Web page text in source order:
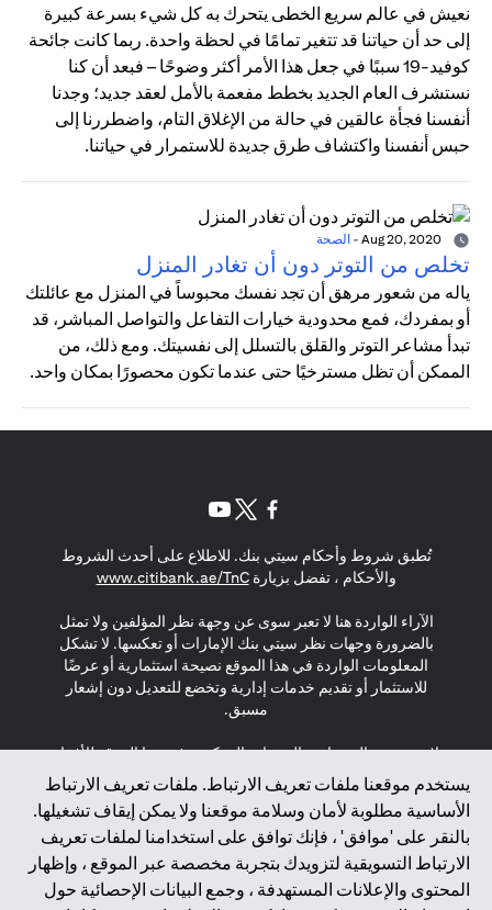
نعيش في عالم سريع الخطى يتحرك به كل شيء بسرعة كبيرة
إلى حد أن حياتنا قد تتغير تمامًا في لحظة واحدة. ربما كانت جائحة
كوفيد-19 سببًا في جعل هذا الأمر أكثر وضوحًا – فبعد أن كنا
نستشرف العام الجديد بخطط مفعمة بالأمل لعقد جديد؛ وجدنا
أنفسنا فجأة عالقين في حالة من الإغلاق التام، واضطررنا إلى
حبس أنفسنا واكتشاف طرق جديدة للاستمرار في حياتنا.
- الصحة
تخلص من التوتر دون أن تغادر المنزل
ياله من شعور مرهق أن تجد نفسك محبوساً في المنزل مع عائلتك
أو بمفردك، فمع محدودية خيارات التفاعل والتواصل المباشر، قد
تبدأ مشاعر التوتر والقلق بالتسلل إلى نفسيتك. ومع ذلك، من
الممكن أن تظل مسترخيًا حتى عندما تكون محصورًا بمكان واحد.
يستخدم موقعنا ملفات تعريف الارتباط. ملفات تعريف الارتباط
الأساسية مطلوبة لأمان وسلامة موقعنا ولا يمكن إيقاف تشغيلها.
بالنقر على 'موافق' ، فإنك توافق على استخدامنا لملفات تعريف
الارتباط التسويقية لتزويدك بتجربة مخصصة عبر الموقع ، وإظهار
المحتوى والإعلانات المستهدفة ، وجمع البيانات الإحصائية حول
تُطبق شروط وأحكام سيتي بنك. للاطلاع على أحدث الشروط
والأحكام ، تفضل بزيارةwww.citibank.ae/TnC
(opens in a new tab)
الآراء الواردة هنا لا تعبر سوى عن وجهة نظر المؤلفين ولا تمثل
بالضرورة وجهات نظر سيتي بنك الإمارات أو تعكسها. لا تشكل
المعلومات الواردة في هذا الموقع نصيحة استثمارية أو عرضًا
للاستثمار أو تقديم خدمات إدارية وتخضع للتعديل دون إشعار
مسبق.
لا يتم تقديم المنتجات والخدمات المذكورة في هذا الموقع للأفراد
المقيمين في الاتحاد الأوروبي أو المنطقة الاقتصادية الأوروبية أو
سويسرا أو غيرنسي أو جيرسي أو موناكو أو سان مارينو أو
الفاتيكان أو جزيرة مان أو المملكة المتحدة أو خصوصية البيانات
(لائحة حماية البيانات العامة \ قانون حماية البيانات الشخصية
العامة \ قانون خصوصية نيوزيلندا). المحتوى الموجود في هذه
الصفحة ليس ولا ينبغي تفسيره على أنه عرض أو دعوة أو دعوة